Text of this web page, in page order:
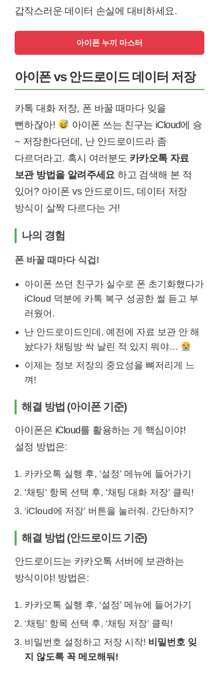
갑작스러운 데이터 손실에 대비하세요.
아이폰 누끼 마스터
아이폰 vs 안드로이드 데이터 저장
카톡 대화 저장, 폰 바꿀 때마다 잊을
뻔하잖아!
아이폰 쓰는 친구는 iCloud에 슝
~ 저장한다던데, 난 안드로이드라 좀
다르더라고. 혹시 여러분도 카카오톡 자료
보관 방법을 알려주세요 하고 검색해 본 적
있어? 아이폰 vs 안드로이드, 데이터 저장
방식이 살짝 다르다는 거!
나의 경험
폰 바꿀 때마다 식겁!
아이폰 쓰던 친구가 실수로 폰 초기화했다가
iCloud 덕분에 카톡 복구 성공한 썰 듣고 부
러웠어.
난 안드로이드인데, 예전에 자료 보관 안 해
놨다가 채팅방 싹 날린 적 있지 뭐야…
이제는 정보 저장의 중요성을 뼈저리게 느
껴!
해결 방법 (아이폰 기준)
아이폰은 iCloud를 활용하는 게 핵심이야!
설정 방법은:
카카오톡 실행 후, ‘설정’ 메뉴에 들어가기
‘채팅’ 항목 선택 후, ‘채팅 대화 저장’ 클릭!
‘iCloud에 저장’ 버튼을 눌러줘. 간단하지?
해결 방법 (안드로이드 기준)
안드로이드는 카카오톡 서버에 보관하는
방식이야! 방법은:
카카오톡 실행 후, ‘설정’ 메뉴에 들어가기
‘채팅’ 항목 선택 후, ‘채팅 저장’ 클릭!
비밀번호 설정하고 저장 시작! 비밀번호 잊
지 않도록 꼭 메모해둬!